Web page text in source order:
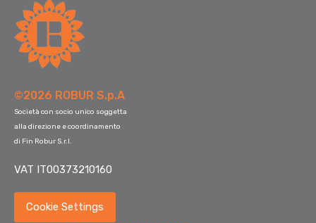
©2026 ROBUR S.p.A
Società con socio unico soggetta
alla direzione e coordinamento
di Fin Robur S.r.l.
VAT IT00373210160
Cookie Settings